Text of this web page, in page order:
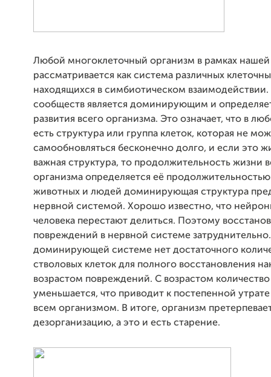
Любой многоклеточный организм в рамках
рассматривается как система различных
находящихся в симбиотическом взаимодействии.
сообществ является доминирующим и
развития всего организма. Это означает, что в
есть структура или группа клеток, которая не
самообновляться бесконечно долго, и если это
важная структура, то продолжительность жизни
организма определяется её
животных и людей доминирующая структура
нервной системой. Хорошо известно, что
человека перестают делиться. Поэтому
повреждений в нервной системе
доминирующей системе нет достаточного
стволовых клеток для полного восстановления
возрастом повреждений. С возрастом
уменьшается, что приводит к постепенной
всем организмом. В итоге, организм
дезорганизацию, а это и есть старение.